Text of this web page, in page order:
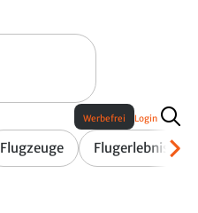
Flugzeuge Flugerlebnis
Werbefrei Login